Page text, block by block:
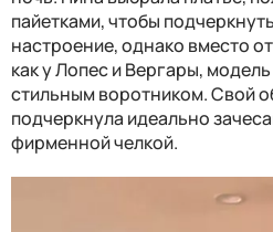
пайетками, чтобы
настроение, однако вместо
как у Лопес и Вергары,
стильным воротником. Свой
подчеркнула идеально
фирменной челкой.